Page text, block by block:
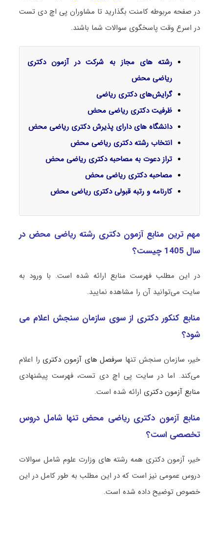
در صفحه مربوطه کامنت بگذارید تا مشاوران پی اچ دی تست
در اسرع وقت پاسخگوی سوالات شما باشند.
رشته های مجاز به شرکت در آزمون دکتری
ریاضی محض
گرایش‌های دکتری ریاضی
ظرفیت دکتری ریاضی محض
دانشگاه های دارای پذیرش دکتری ریاضی محض
انتخاب رشته دکتری ریاضی محض
تراز دعوت به مصاحبه دکتری ریاضی محض
مصاحبه دکتری ریاضی محض
کارنامه و رتبه قبولی دکتری ریاضی محض
مهم ترین منابع آزمون دکتری رشته ریاضی محض در
سال 1405 چیست؟
در این مطلب فهرست منابع ارائه شده است. با ورود به
سایت می‌توانید آن را مشاهده نمایید.
منابع کنکور دکتری از سوی سازمان سنجش اعلام می
شود؟
خیر، سازمان سنجش تنها سرفصل های آزمون دکتری را اعلام
می‌کند. اما در سایت پی اچ دی تست، فهرست پیشنهادی
منابع آزمون دکتری ارائه شده است.
منابع آزمون دکتری ریاضی محض تنها شامل دروس
تخصصی است؟
خیر، آزمون دکتری همه رشته های وزارت علوم شامل سوالات
دروس عمومی نیز است که در این مطلب به طور کامل در این
خصوص توضیح داده شده است.